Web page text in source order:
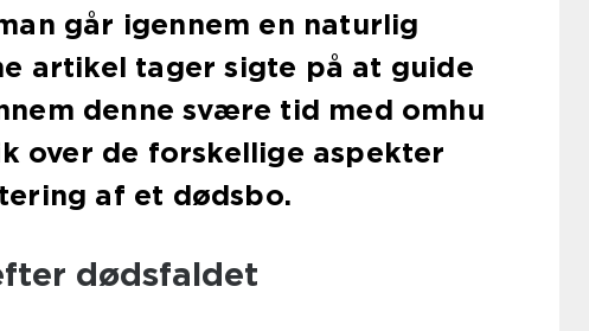
går igennem en naturlig
artikel tager sigte på at guide
denne svære tid med omhu
over de forskellige aspekter
af et dødsbo.
dødsfaldet